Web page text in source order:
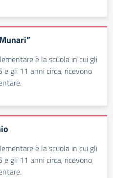
è la scuola in cui gli
e gli 11 anni circa, ricevono
è la scuola in cui gli
e gli 11 anni circa, ricevono